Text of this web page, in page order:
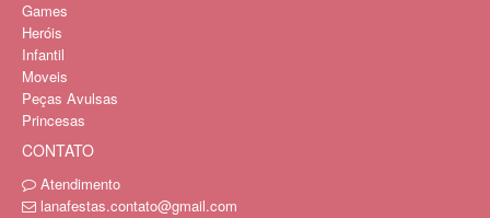
Games
Heróis
Infantil
Moveis
Peças Avulsas
Princesas
CONTATO
Atendimento
lanafestas.contato@gmail.com